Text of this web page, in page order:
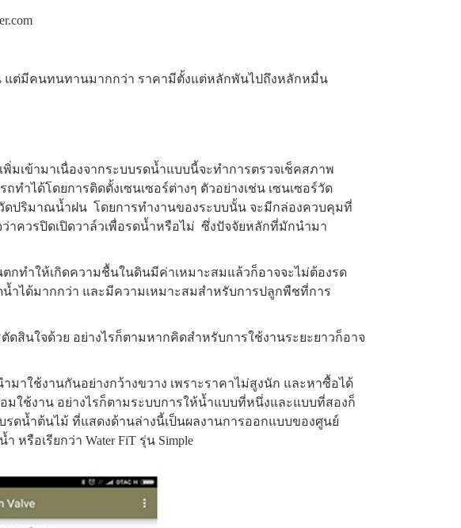
แต่มีคนทนทานมากกว่า ราคามีตั้งแต่หลักพันไปถึงหลักหมื่น
เข้ามาเนื่องจากระบบรดน้ำแบบนี้จะทำการตรวจเช็คสภาพ
ำได้โดยการติดตั้งเซนเซอร์ต่างๆ ตัวอย่างเช่น เซนเซอร์วัด
ดปริมาณน้ำฝน โดยการทำงานของระบบนั้น จะมีกล่องควบคุมที่
าควรปิดเปิดวาล์วเพื่อรดน้ำหรือไม่ ซึ่งปัจจัยหลักที่มักนำมา
กทำให้เกิดความชื้นในดินมีค่าเหมาะสมแล้วก็อาจจะไม่ต้องรด
ำได้มากกว่า และมีความเหมาะสมสำหรับการปลูกพืชที่การ
สินใจด้วย อย่างไรก็ตามหากคิดสำหรับการใช้งานระยะยาวก็อาจ
ใช้งานกันอย่างกว้างขวาง เพราะราคาไม่สูงนัก และหาซื้อได้
ใช้งาน อย่างไรก็ตามระบบการให้น้ำแบบที่หนึ่งและแบบที่สองก็
ดน้ำต้นไม้ ที่แสดงด้านล่างนี้เป็นผลงานการออกแบบของศูนย์
รือเรียกว่า Water FiT รุ่น Simple